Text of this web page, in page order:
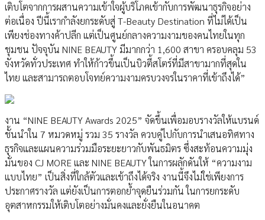
เติบโตจากการผสานความเข้าใจผู้บริโภคเข้ากับการพัฒนาธุรกิจอย่าง
ต่อเนื่อง ปีนี้เรากำลังยกระดับสู่ T-Beauty Destination ที่ไม่ได้เป็น
เพียงช่องทางค้าปลีก แต่เป็นศูนย์กลางความงามของคนไทยในทุก
ชุมชน ปัจจุบัน NINE BEAUTY มีมากกว่า 1,600 สาขา ครอบคลุม 53
จังหวัดทั่วประเทศ ทำให้ก้าวขึ้นเป็นบิวตี้สโตร์ที่มีสาขามากที่สุดใน
ไทย และสามารถตอบโจทย์ความงามครบวงจรในราคาที่เข้าถึงได้”
งาน “NINE BEAUTY Awards 2025” จัดขึ้นเพื่อมอบรางวัลให้แบรนด์
ชั้นนำใน 7 หมวดหมู่ รวม 35 รางวัล ควบคู่ไปกับการนำเสนอทิศทาง
ธุรกิจและแผนความร่วมมือระยะยาวกับพันธมิตร ซึ่งสะท้อนความมุ่ง
มั่นของ CJ MORE และ NINE BEAUTY ในการผลักดันให้ “ความงาม
แบบไทย” เป็นสิ่งที่ใกล้ตัวและเข้าถึงได้จริง งานนี้จึงไม่ใช่เพียงการ
ประกาศรางวัล แต่ยังเป็นการตอกย้ำจุดยืนร่วมกัน ในการยกระดับ
อุตสาหกรรมให้เติบโตอย่างมั่นคงและยั่งยืนในอนาคต